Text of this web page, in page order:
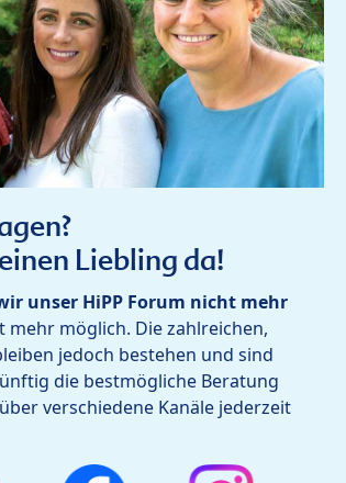
Liebling da!
unser HiPP Forum nicht mehr
möglich. Die zahlreichen,
jedoch bestehen und sind
die bestmögliche Beratung
über verschiedene Kanäle jederzeit